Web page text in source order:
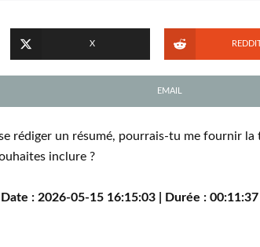
X
EMAIL
rédiger un résumé, pourrais-tu me fournir
inclure ?
| Date : 2026-05-15 16:15:03 | Durée : 00:11:37